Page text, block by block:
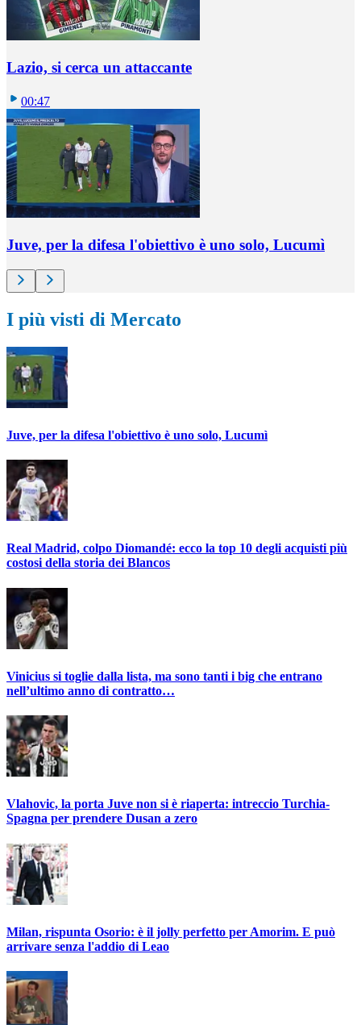
Lazio, si cerca un attaccante
00:47
Juve, per la difesa l'obiettivo è uno solo, Lucumì
I più visti di Mercato
Juve, per la difesa l'obiettivo è uno solo, Lucumì
Real Madrid, colpo Diomandé: ecco la top 10 degli acquisti più
costosi della storia dei Blancos
Vinicius si toglie dalla lista, ma sono tanti i big che entrano
nell’ultimo anno di contratto…
Vlahovic, la porta Juve non si è riaperta: intreccio Turchia-
Spagna per prendere Dusan a zero
Milan, rispunta Osorio: è il jolly perfetto per Amorim. E può
arrivare senza l'addio di Leao